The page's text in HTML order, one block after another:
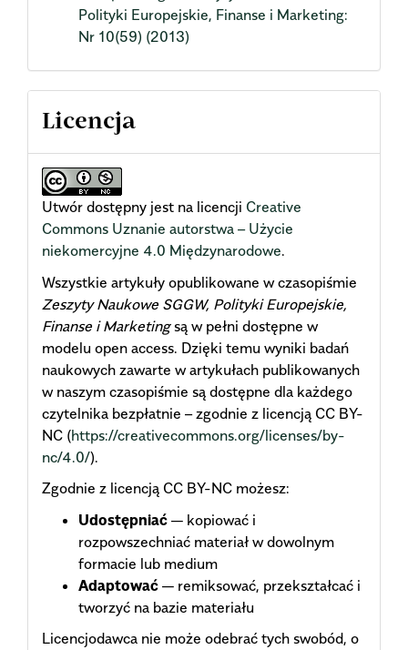
Polityki Europejskie, Finanse i Marketing:
Nr 10(59) (2013)
Licencja
Utwór dostępny jest na licencji Creative
Commons Uznanie autorstwa – Użycie
niekomercyjne 4.0 Międzynarodowe.
Wszystkie artykuły opublikowane w czasopiśmie
Zeszyty Naukowe SGGW, Polityki Europejskie,
Finanse i Marketingsą w pełni dostępne w
modelu open access. Dzięki temu wyniki badań
naukowych zawarte w artykułach publikowanych
w naszym czasopiśmie są dostępne dla każdego
czytelnika bezpłatnie – zgodnie z licencją CC BY-
NC (https://creativecommons.org/licenses/by-
nc/4.0/).
Zgodnie z licencją CC BY-NC możesz:
Udostępniać — kopiować i
rozpowszechniać materiał w dowolnym
formacie lub medium
Adaptować — remiksować, przekształcać i
tworzyć na bazie materiału
Licencjodawca nie może odebrać tych swobód, o